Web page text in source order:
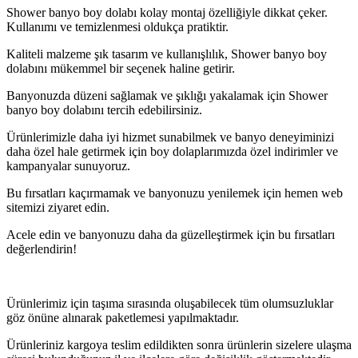
Shower banyo boy dolabı kolay montaj özelliğiyle dikkat çeker.
Kullanımı ve temizlenmesi oldukça pratiktir.
Kaliteli malzeme şık tasarım ve kullanışlılık, Shower banyo boy
dolabını mükemmel bir seçenek haline getirir.
Banyonuzda düzeni sağlamak ve şıklığı yakalamak için Shower
banyo boy dolabını tercih edebilirsiniz.
Ürünlerimizle daha iyi hizmet sunabilmek ve banyo deneyiminizi
daha özel hale getirmek için boy dolaplarımızda özel indirimler ve
kampanyalar sunuyoruz.
Bu fırsatları kaçırmamak ve banyonuzu yenilemek için hemen web
sitemizi ziyaret edin.
Acele edin ve banyonuzu daha da güzelleştirmek için bu fırsatları
değerlendirin!
Ürünlerimiz için taşıma sırasında oluşabilecek tüm olumsuzluklar
göz önüne alınarak paketlemesi yapılmaktadır.
Ürünleriniz kargoya teslim edildikten sonra ürünlerin sizelere ulaşma